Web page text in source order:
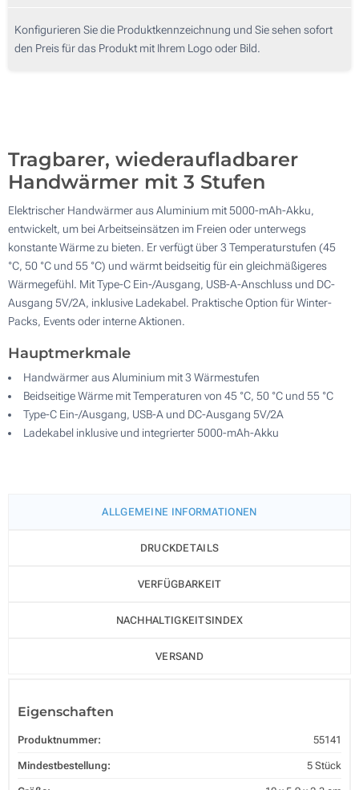
Lasergravur (Auf einer Seite)
50
Konfigurieren Sie die Produktkennzeichnung und Sie sehen sofort
den Preis für das Produkt mit Ihrem Logo oder Bild.
Tragbarer, wiederaufladbarer
Handwärmer mit 3 Stufen
Elektrischer Handwärmer aus Aluminium mit 5000-mAh-Akku,
entwickelt, um bei Arbeitseinsätzen im Freien oder unterwegs
konstante Wärme zu bieten. Er verfügt über 3 Temperaturstufen (45
°C, 50 °C und 55 °C) und wärmt beidseitig für ein gleichmäßigeres
Wärmegefühl. Mit Type-C Ein-/Ausgang, USB-A-Anschluss und DC-
Ausgang 5V/2A, inklusive Ladekabel. Praktische Option für Winter-
Packs, Events oder interne Aktionen.
Hauptmerkmale
Handwärmer aus Aluminium mit 3 Wärmestufen
Beidseitige Wärme mit Temperaturen von 45 °C, 50 °C und 55 °C
Type-C Ein-/Ausgang, USB-A und DC-Ausgang 5V/2A
Ladekabel inklusive und integrierter 5000-mAh-Akku
ALLGEMEINE INFORMATIONEN
DRUCKDETAILS
VERFÜGBARKEIT
NACHHALTIGKEITSINDEX
VERSAND
Eigenschaften
Produktnummer: 55141
Mindestbestellung: 5 Stück